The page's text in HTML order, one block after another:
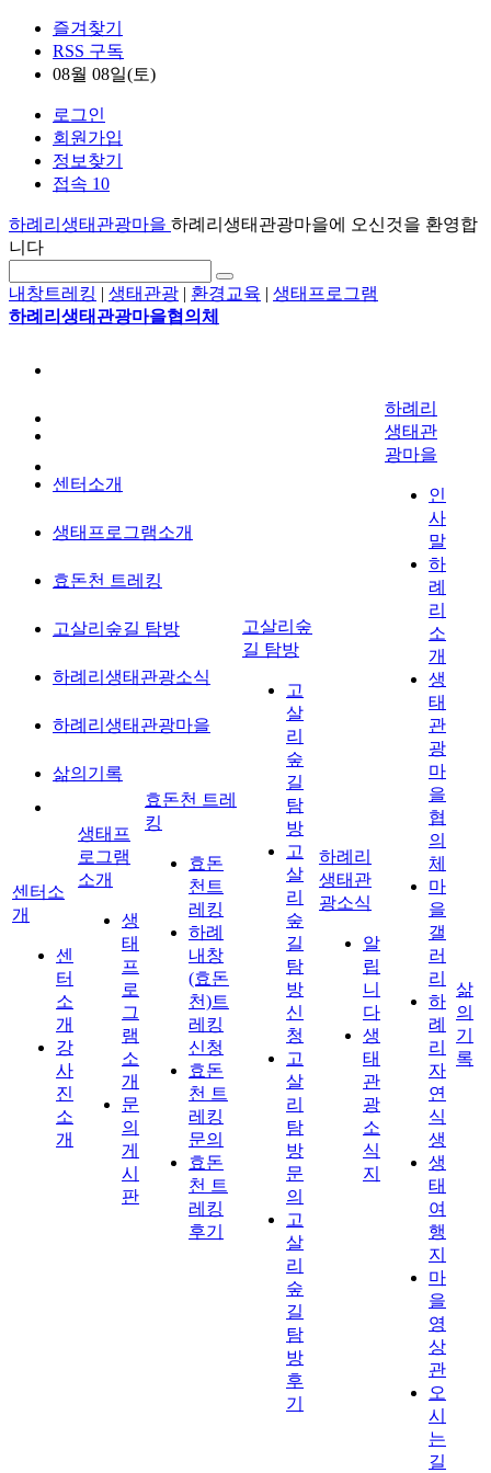
즐겨찾기
RSS 구독
08월 08일(토)
로그인
회원가입
정보찾기
접속 10
하례리생태관광마을 하례리생태관광마을에 오신것을 환영합
니다
내창트레킹 | 생태관광 | 환경교육 | 생태프로그램
하례리생태관광마을협의체
센터소개
생태프로그램소개
효돈천 트레킹
고살리숲길 탐방
하례리생태관광소식
하례리생태관광마을
삶의기록
센터소
개
센
터
소
개
강
사
진
소
개
생태프
로그램
소개
생
태
프
로
그
램
소
개
문
의
게
시
판
효돈천 트레
킹
효돈
천트
레킹
하례
내창
(효돈
천)트
레킹
신청
효돈
천 트
레킹
문의
효돈
천 트
레킹
후기
고살리숲
길 탐방
고
살
리
숲
길
탐
방
고
살
리
숲
길
탐
방
신
청
고
살
리
탐
방
문
의
고
살
리
숲
길
탐
방
후
기
하례리
생태관
광소식
알
립
니
다
생
태
관
광
소
식
지
하례리
생태관
광마을
인
사
말
하
례
리
소
개
생
태
관
광
마
을
협
의
체
마
을
갤
러
리
하
례
리
자
연
식
생
생
태
여
행
지
마
을
영
상
관
오
시
는
길
삶
의
기
록